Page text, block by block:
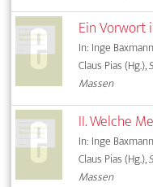
Ein Vorwort
In: Inge
Claus Pias (Hg.),
Massen
II. Welche
In: Inge
Claus Pias (Hg.),
Massen